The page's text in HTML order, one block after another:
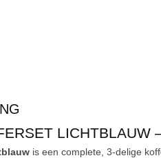
LICHTBLAUW
is een complete, 3-delige